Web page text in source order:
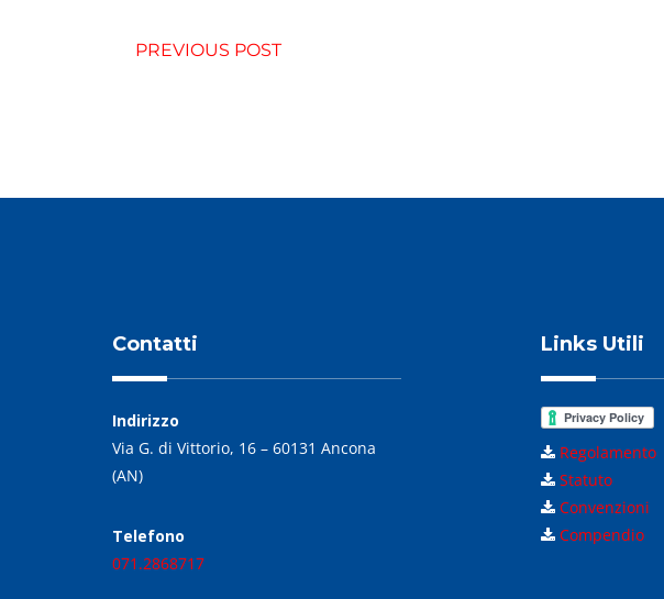
PREVIOUS POST
Contatti
Indirizzo
Via G. di Vittorio, 16 – 60131 Ancona
(AN)
Telefono
071.2868717
Links Utili
Regolamento
Statuto
Convenzioni
Compendio